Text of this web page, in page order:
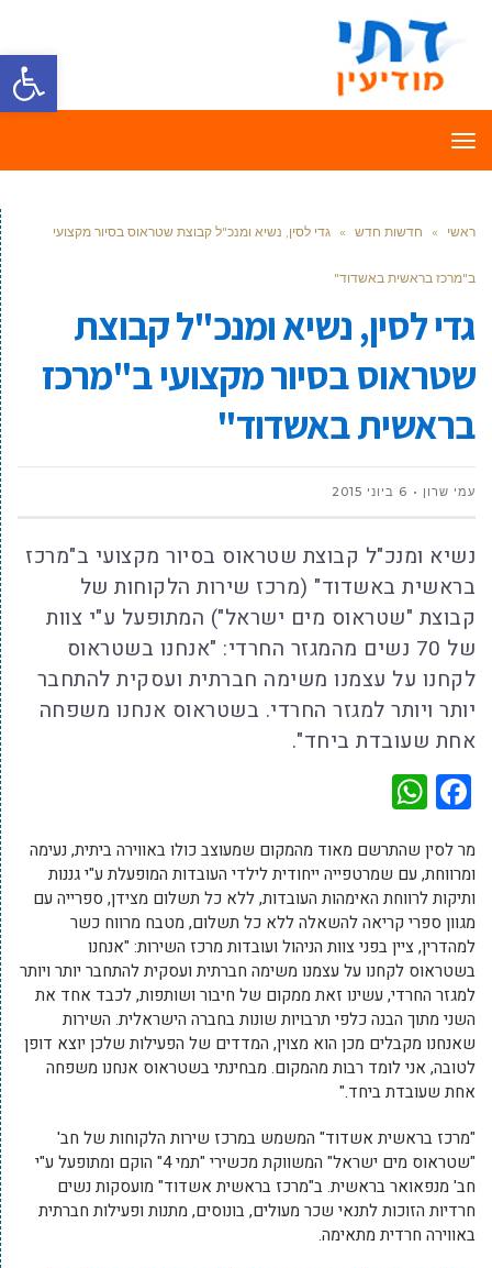
פתח
תפריט
ראשי » חדשות חדש » גדי לסין, נשיא ומנכ"ל קבוצת שטראוס בסיור מקצועי
ב"מרכז בראשית באשדוד"
גדי לסין, נשיא ומנכ"ל קבוצת
שטראוס בסיור מקצועי ב"מרכז
בראשית באשדוד"
עמי שרון 6 ביוני 2015
נשיא ומנכ"ל קבוצת שטראוס בסיור מקצועי ב"מרכז
בראשית באשדוד" (מרכז שירות הלקוחות של
קבוצת "שטראוס מים ישראל") המתופעל ע"י צוות
של 70 נשים מהמגזר החרדי: "אנחנו בשטראוס
לקחנו על עצמנו משימה חברתית ועסקית להתחבר
יותר ויותר למגזר החרדי. בשטראוס אנחנו משפחה
אחת שעובדת ביחד".
Facebook
מר לסין שהתרשם מאוד מהמקום שמעוצב כולו באווירה ביתית, נעימה
ומרווחת, עם שמרטפייה ייחודית לילדי העובדות המופעלת ע"י גננות
ותיקות לרווחת האימהות העובדות, ללא כל תשלום מצידן, ספרייה עם
מגוון ספרי קריאה להשאלה ללא כל תשלום, מטבח מרווח כשר
למהדרין, ציין בפני צוות הניהול ועובדות מרכז השירות: "אנחנו
בשטראוס לקחנו על עצמנו משימה חברתית ועסקית להתחבר יותר ויותר
למגזר החרדי, עשינו זאת ממקום של חיבור ושותפות, לכבד אחד את
השני מתוך הבנה כלפי תרבויות שונות בחברה הישראלית. השירות
שאנחנו מקבלים מכן הוא מצוין, המדדים של הפעילות שלכן יוצא דופן
לטובה, אני לומד רבות מהמקום. מבחינתי בשטראוס אנחנו משפחה
אחת שעובדת ביחד."
"מרכז בראשית אשדוד" המשמש במרכז שירות הלקוחות של חב'
"שטראוס מים ישראל" המשווקת מכשירי "תמי 4" הוקם ומתופעל ע"י
חב' מנפאואר בראשית. ב"מרכז בראשית אשדוד" מועסקות נשים
חרדיות הזוכות לתנאי שכר מעולים, בונוסים, מתנות ופעילות חברתית
באווירה חרדית מתאימה.